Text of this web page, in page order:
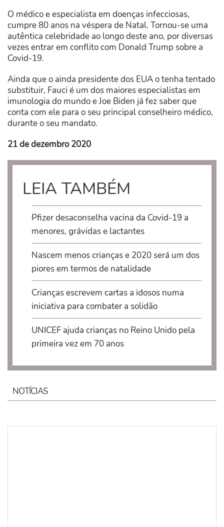
O médico e especialista em doenças infecciosas,
cumpre 80 anos na véspera de Natal. Tornou-se uma
autêntica celebridade ao longo deste ano, por diversas
vezes entrar em conflito com Donald Trump sobre a
Covid-19.
Ainda que o ainda presidente dos EUA o tenha tentado
substituir, Fauci é um dos maiores especialistas em
imunologia do mundo e Joe Biden já fez saber que
conta com ele para o seu principal conselheiro médico,
durante o seu mandato.
21 de dezembro 2020
LEIA TAMBÉM
Pfizer desaconselha vacina da Covid-19 a
menores, grávidas e lactantes
Nascem menos crianças e 2020 será um dos
piores em termos de natalidade
Crianças escrevem cartas a idosos numa
iniciativa para combater a solidão
UNICEF ajuda crianças no Reino Unido pela
primeira vez em 70 anos
NOTÍCIAS